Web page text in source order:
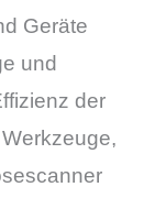
Geräte
und
der